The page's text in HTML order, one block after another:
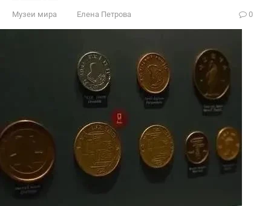
Музеи мира Елена Петрова 0